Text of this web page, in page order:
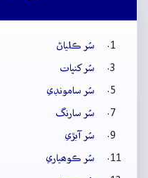
سُر ڪلياڻ
سُر کنڀات
سُر سامونڊي
سُر سارنگ
سُر آبڙي
سُر ڪوھياري